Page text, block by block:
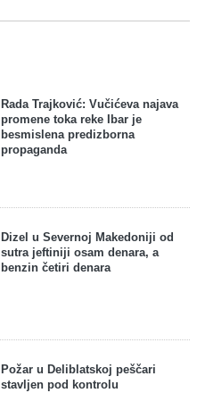
Rada Trajković: Vučićeva najava
promene toka reke Ibar je
besmislena predizborna
propaganda
Dizel u Severnoj Makedoniji od
sutra jeftiniji osam denara, a
benzin četiri denara
Požar u Deliblatskoj peščari
stavljen pod kontrolu